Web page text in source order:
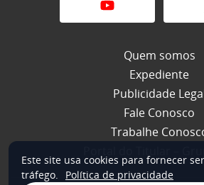
Quem somos
Expediente
Publicidade
Fale Conosco
Trabalhe
Este site usa cookies para fornecer
tráfego.
Política de privacidade